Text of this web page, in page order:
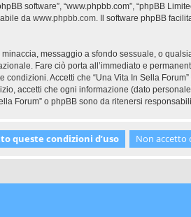
software”, “www.phpbb.com”, “phpBB
da www.phpbb.com . Il software phpBB
messaggio a sfondo sessuale, o
Fare ciò porta all’immediato e
Accetti che “Una Vita In Sella
accetti che ogni informazione (dato
Forum” o phpBB sono da ritenersi